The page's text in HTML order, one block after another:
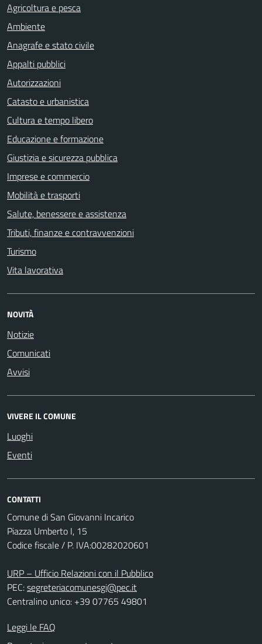
Agricoltura e pesca
Ambiente
Anagrafe e stato civile
Appalti pubblici
Autorizzazioni
Catasto e urbanistica
Cultura e tempo libero
Educazione e formazione
Giustizia e sicurezza pubblica
Imprese e commercio
Mobilità e trasporti
Salute, benessere e assistenza
Tributi, finanze e contravvenzioni
Turismo
Vita lavorativa
NOVITÀ
Notizie
Comunicati
Avvisi
VIVERE IL COMUNE
Luoghi
Eventi
CONTATTI
Comune di San Giovanni Incarico
Piazza Umberto I, 15
Codice fiscale / P. IVA:00282020601
URP – Ufficio Relazioni con il Pubblico
PEC:segreteriacomunesgi@pec.it
Centralino unico: +39 07765 49801
Leggi le FAQ